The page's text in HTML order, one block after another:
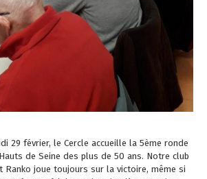
29 février, le Cercle accueille la 5ème ronde
de Seine des plus de 50 ans. Notre club
Ranko joue toujours sur la victoire, même si